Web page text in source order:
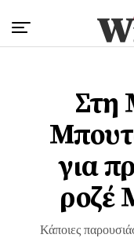
Στη
για
ροζέ
Κάποιες